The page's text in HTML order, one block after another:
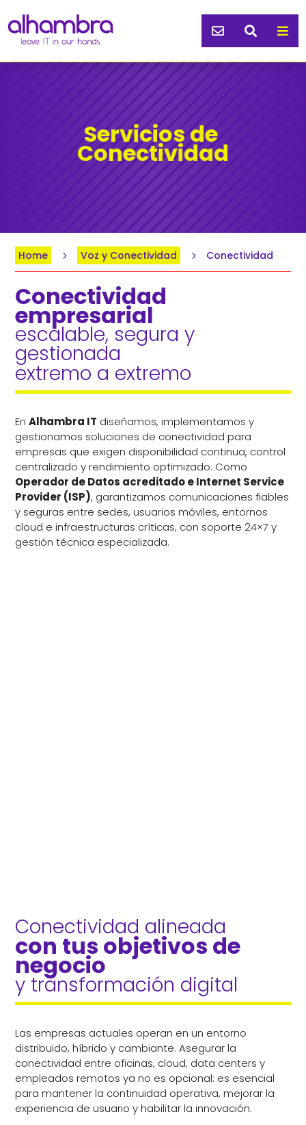
  
Servicios de
Conectividad
Home 5 Voz y Conectividad 5 Conectividad
Conectividad
empresarial
escalable, segura y
gestionada
extremo a extremo
EnAlhambra IT diseñamos, implementamos y
gestionamos soluciones de conectividad para
empresas que exigen disponibilidad continua, control
centralizado y rendimiento optimizado. Como
Operador de Datos acreditado e Internet Service
Provider (ISP), garantizamos comunicaciones fiables
y seguras entre sedes, usuarios móviles, entornos
cloud e infraestructuras críticas, con soporte 24×7 y
gestión técnica especializada.
Conectividad alineada
con tus objetivos de
negocio
y transformación digital
Las empresas actuales operan en un entorno
distribuido, híbrido y cambiante. Asegurar la
conectividad entre oficinas, cloud, data centers y
empleados remotos ya no es opcional: es esencial
para mantener la continuidad operativa, mejorar la
experiencia de usuario y habilitar la innovación.